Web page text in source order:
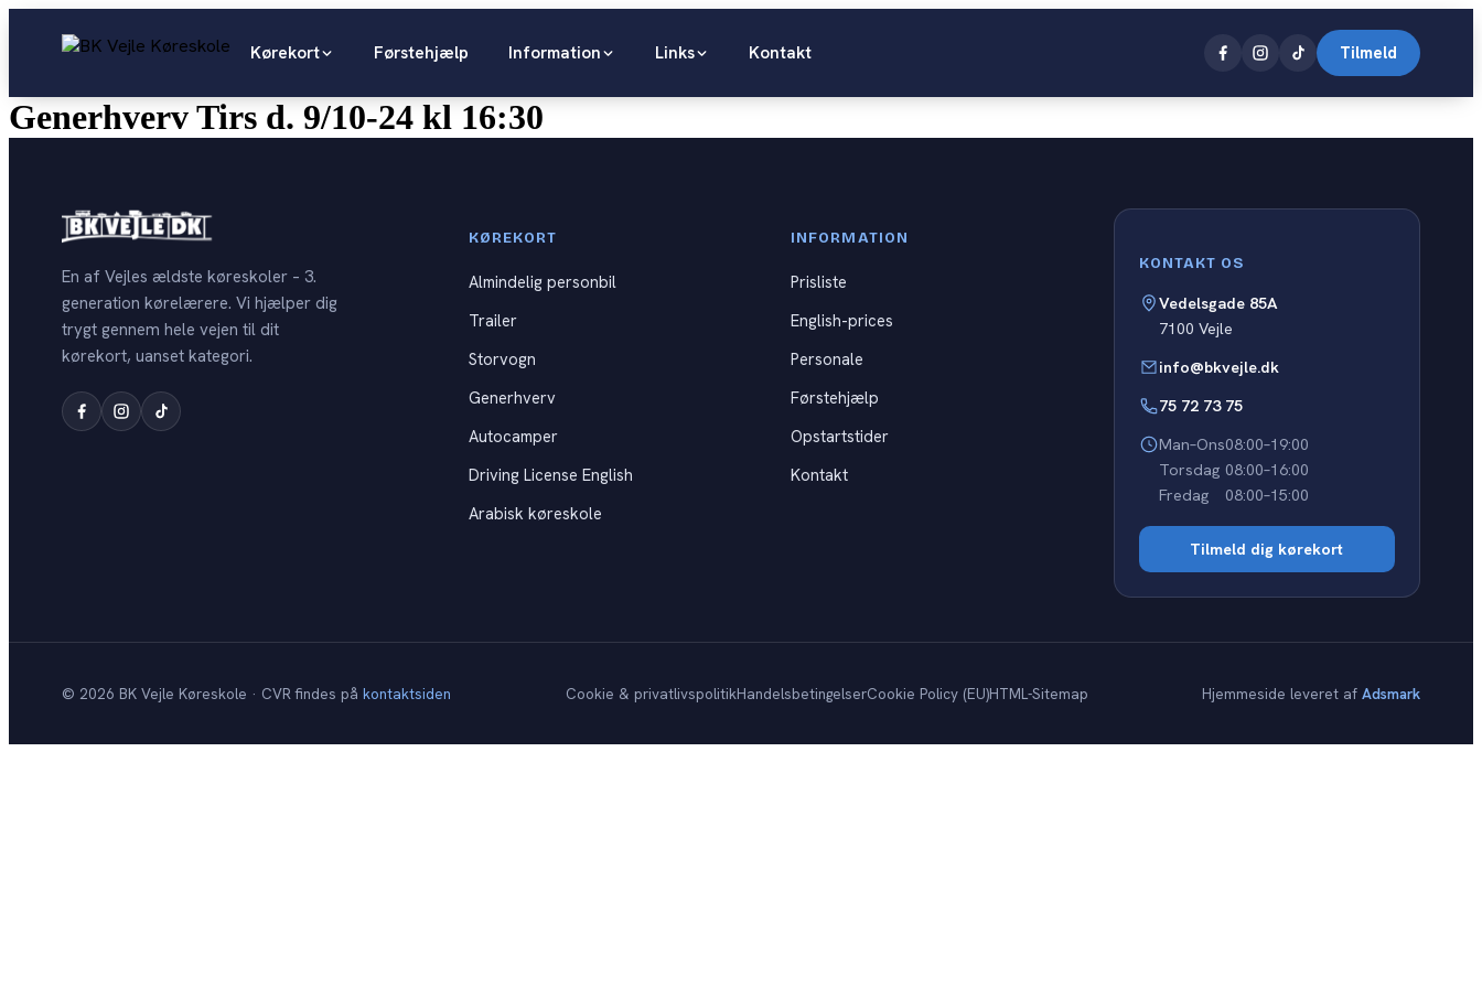
Kørekort Førstehjælp Information Links Kontakt Tilmeld
Generhverv Tirs d. 9/10-24 kl 16:30
En af Vejles ældste køreskoler – 3.
generation kørelærere. Vi hjælper dig
trygt gennem hele vejen til dit
kørekort, uanset kategori.
KØREKORT
Almindelig personbil
Trailer
Storvogn
Generhverv
Autocamper
Driving License English
Arabisk køreskole
INFORMATION
Prisliste
English-prices
Personale
Førstehjælp
Opstartstider
Kontakt
KONTAKT OS
Vedelsgade 85A
7100 Vejle
info@bkvejle.dk
75 72 73 75
Man–Ons08:00–19:00
Torsdag 08:00–16:00
Fredag
08:00–15:00
Tilmeld dig kørekort
© 2026 BK Vejle Køreskole · CVR findes på kontaktsiden Cookie & privatlivspolitikHandelsbetingelserCookie Policy (EU)HTML-Sitemap Hjemmeside leveret af Adsmark